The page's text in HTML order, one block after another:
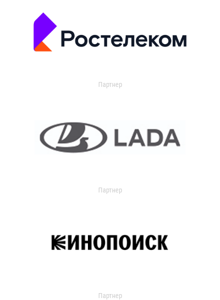
Партнер
Партнер
Партнер